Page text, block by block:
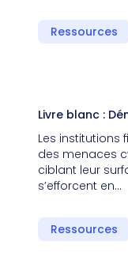
Ressources
Livre blanc :
Les institutions
des menaces
ciblant leur
s’efforcent en…
Ressources